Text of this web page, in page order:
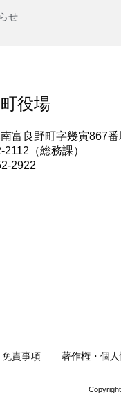
せ
役場
富良野町字幾寅867番
（総務課）
2922
免責事項 著作権・個